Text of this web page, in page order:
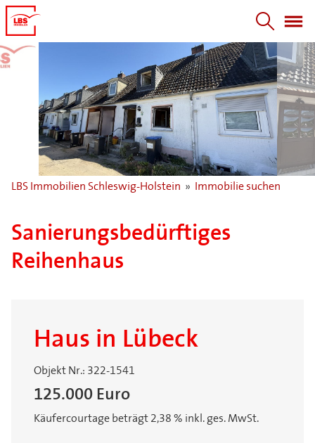
LBS Immobilien Schleswig-Holstein » Immobilie suchen
Sanierungsbedürftiges
Reihenhaus
Haus in Lübeck
Objekt Nr.: 322-1541
125.000 Euro
Käufercourtage beträgt 2,38 % inkl. ges. MwSt.